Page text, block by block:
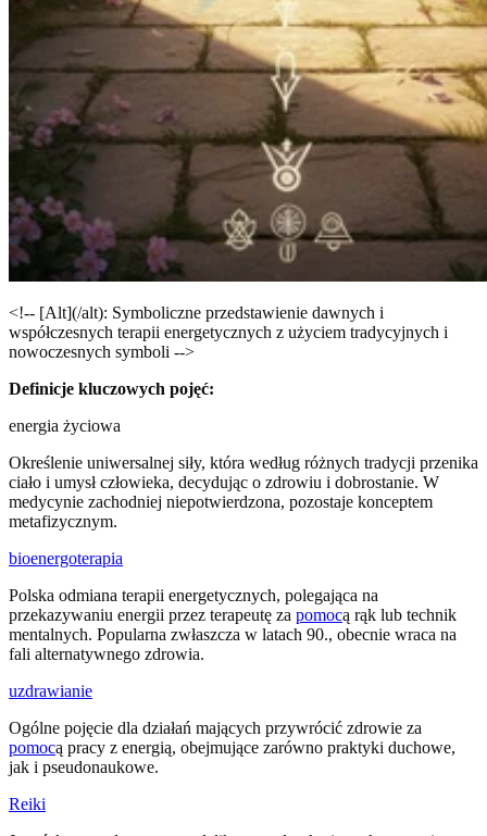
<!-- [Alt](/alt): Symboliczne przedstawienie dawnych i
współczesnych terapii energetycznych z użyciem tradycyjnych i
nowoczesnych symboli -->
Definicje kluczowych pojęć:
energia życiowa
Określenie uniwersalnej siły, która według różnych tradycji przenika
ciało i umysł człowieka, decydując o zdrowiu i dobrostanie. W
medycynie zachodniej niepotwierdzona, pozostaje konceptem
metafizycznym.
bioenergoterapia
Polska odmiana terapii energetycznych, polegająca na
przekazywaniu energii przez terapeutę za pomocą rąk lub technik
mentalnych. Popularna zwłaszcza w latach 90., obecnie wraca na
fali alternatywnego zdrowia.
uzdrawianie
Ogólne pojęcie dla działań mających przywrócić zdrowie za
pomocą pracy z energią, obejmujące zarówno praktyki duchowe,
jak i pseudonaukowe.
Reiki